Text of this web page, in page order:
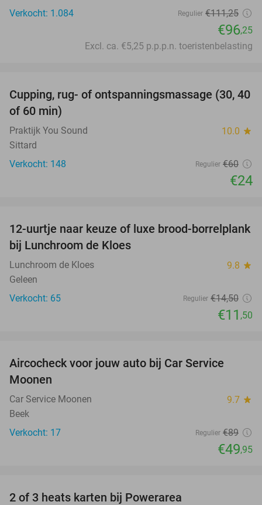
Verkocht: 1.084 Regulier €111,25
€96,25
Excl. ca. €5,25 p.p.p.n. toeristenbelasting
60%
Cupping, rug- of ontspanningsmassage (30, 40
of 60 min)
Praktijk You Sound 10.0 star
Sittard
Verkocht: 148
Regulier €60
€24
21%
12-uurtje naar keuze of luxe brood-borrelplank
bij Lunchroom de Kloes
Lunchroom de Kloes 9.8 star
Geleen
Verkocht: 65
Regulier €14,50
€11 ,50
Aircocheck voor jouw auto bij Car Service
Moonen
Car Service Moonen 9.7 star
Beek
Verkocht: 17
Regulier €89
€49,95
2 of 3 heats karten bij Powerarea